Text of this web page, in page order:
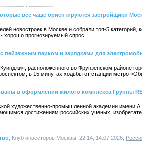
все чаще ориентируются застройщики
новостроек в Москве и собрали топ-5 категорий,
прогнозируемый спрос.
пейзажным парком и зарядками для
расположенного во Фрунзенском районе
в 15 минутах ходьбы от станции метро
в оформлении жилого комплекса Группы
художественно-промышленной академии имени
достижениям российских ученых,
, Клуб инвесторов Москвы, 22:14, 14.07.2026,